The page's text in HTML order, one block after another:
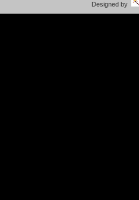
Designed by